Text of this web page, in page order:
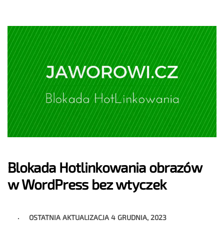
Blokada Hotlinkowania obrazów
w WordPress bez wtyczek
OSTATNIA AKTUALIZACJA4 GRUDNIA, 2023